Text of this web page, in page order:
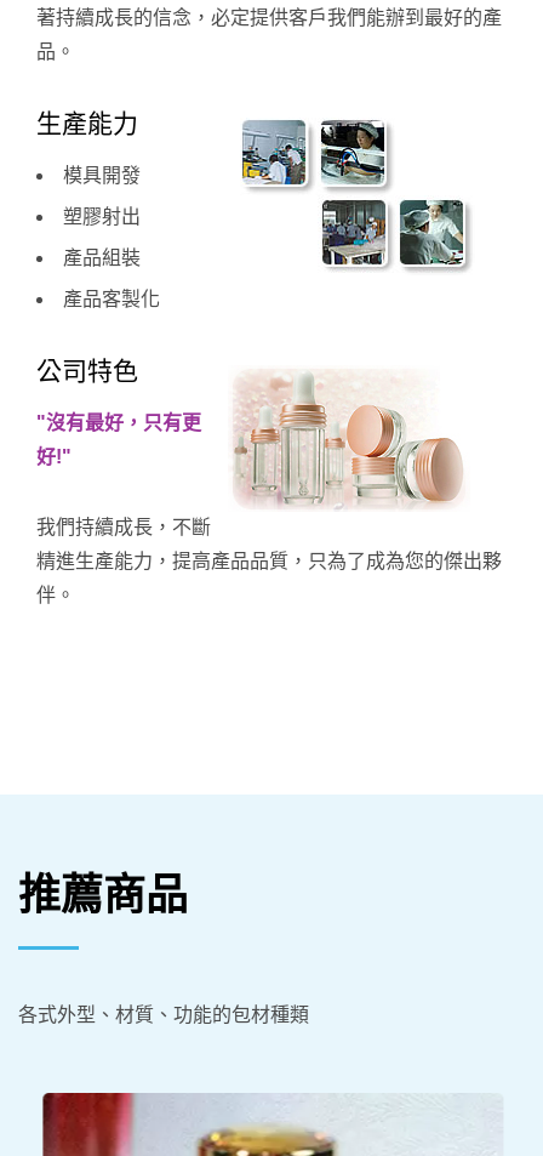
著持續成長的信念，必定提供客戶我們能辦到最好的產
品。
生產能力
模具開發
塑膠射出
產品組裝
產品客製化
公司特色
"沒有最好，只有更
好!"
我們持續成長，不斷
精進生產能力，提高產品品質，只為了成為您的傑出夥
伴。
推薦商品
各式外型、材質、功能的包材種類